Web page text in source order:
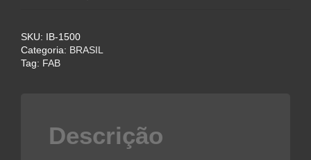
SKU:
IB-1500
Categoria: BRASIL
Tag: FAB
Descrição